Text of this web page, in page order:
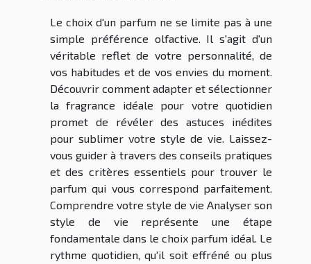
Le choix d'un parfum ne se limite pas à une
simple préférence olfactive. Il s'agit d'un
véritable reflet de votre personnalité, de
vos habitudes et de vos envies du moment.
Découvrir comment adapter et sélectionner
la fragrance idéale pour votre quotidien
promet de révéler des astuces inédites
pour sublimer votre style de vie. Laissez-
vous guider à travers des conseils pratiques
et des critères essentiels pour trouver le
parfum qui vous correspond parfaitement.
Comprendre votre style de vie Analyser son
style de vie représente une étape
fondamentale dans le choix parfum idéal. Le
rythme quotidien, qu'il soit effréné ou plus